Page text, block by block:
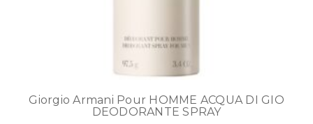
Giorgio Armani Pour HOMME ACQUA DI GIO
DEODORANTE SPRAY